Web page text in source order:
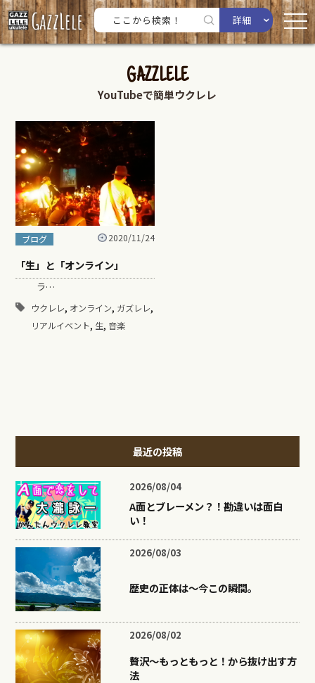
詳細
GAZZLELE
YouTubeで簡単ウクレレ
ブログ 2020/11/24
「生」と「オンライン」
ラ…
ウクレレ, オンライン, ガズレレ,
リアルイベント, 生, 音楽
最近の投稿
2026/08/04
A面とブレーメン？！勘違いは面白
い！
2026/08/03
歴史の正体は〜今この瞬間。
2026/08/02
贅沢〜もっともっと！から抜け出す方
法